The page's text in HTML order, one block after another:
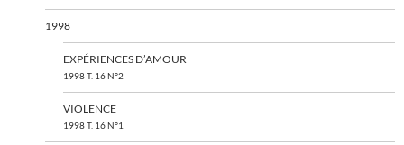
1998
EXPÉRIENCES D’AMOUR
1998 T. 16 N°2
VIOLENCE
1998 T. 16 N°1